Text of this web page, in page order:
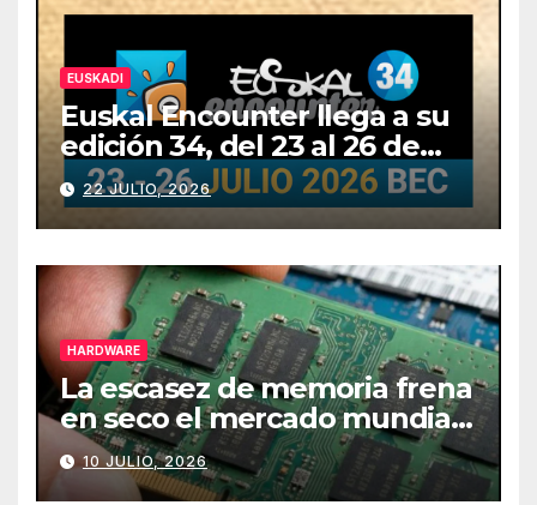
EUSKADI
Euskal Encounter llega a su
edición 34, del 23 al 26 de
julio
22 JULIO, 2026
HARDWARE
La escasez de memoria frena
en seco el mercado mundial
de PCs
10 JULIO, 2026